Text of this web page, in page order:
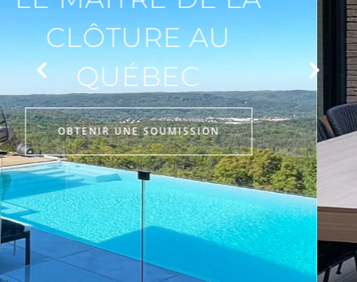
NOUVELLE DIVISION
PATIO PERSONNALISÉ
À PRIX COMPÉTITIF
Votre partenaire de confiance pour la
conception et la construction de patios
haut de gamme.
EN SAVOIR PLUS